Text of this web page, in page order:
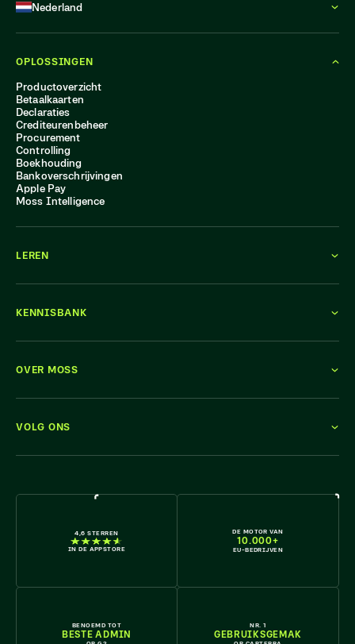
4,6 STERREN
IN DE APPSTORE
DE MOTOR VAN
10.000+
EU-BEDRIJVEN
BENOEMD TOT
BESTE ADMIN
NR. 1
GEBRUIKSGEMAK
OPLOSSINGEN
Productoverzicht
Betaalkaarten
Declaraties
Crediteurenbeheer
Procurement
Controlling
Boekhouding
Bankoverschrijvingen
Apple Pay
Moss Intelligence
LEREN
KENNISBANK
OVER MOSS
VOLG ONS
Nederland